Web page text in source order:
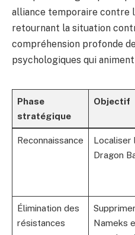
alliance temporaire contre
retournant la situation
compréhension profonde
psychologiques qui
Phase
stratégique
Objectif
Reconnaissance
Localiser
Dragon
Élimination des
résistances
Nameks